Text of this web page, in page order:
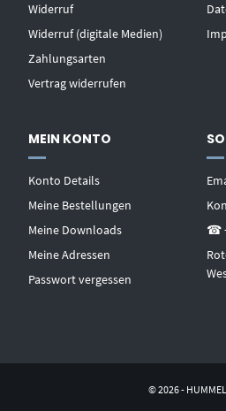
Widerruf
Widerruf (digitale Medien)
Zahlungsarten
Vertrag widerrufen
MEIN KONTO
Konto Details
Meine Bestellungen
Meine Downloads
Meine Adressen
Passwort vergessen
☎
© 2026 -